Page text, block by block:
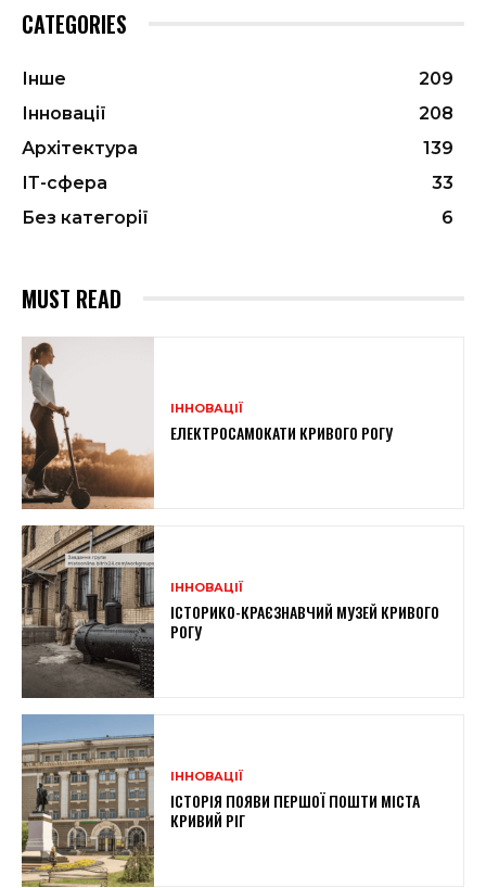
CATEGORIES
Інше
209
Інновації
208
Архітектура
139
ІТ-сфера
33
Без категорії
6
MUST READ
ІННОВАЦІЇ
ЕЛЕКТРОСАМОКАТИ КРИВОГО РОГУ
ІННОВАЦІЇ
ІСТОРИКО-КРАЄЗНАВЧИЙ МУЗЕЙ КРИВОГО
РОГУ
ІННОВАЦІЇ
ІСТОРІЯ ПОЯВИ ПЕРШОЇ ПОШТИ МІСТА
КРИВИЙ РІГ